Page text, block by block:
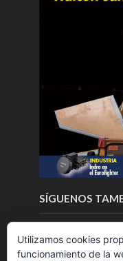
SÍGUENOS
Utilizamos cookies
funcionamiento de la